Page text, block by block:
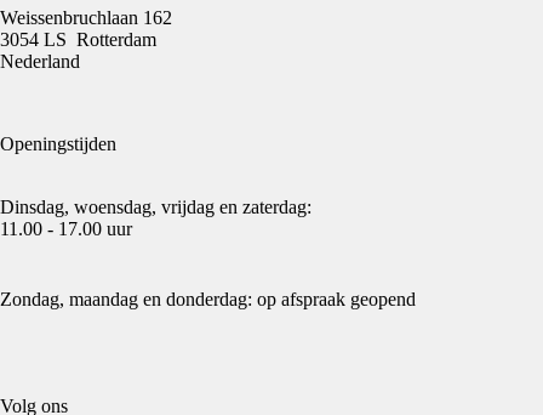
Weissenbruchlaan 162
3054 LS Rotterdam
Nederland
Openingstijden
Dinsdag, woensdag, vrijdag en zaterdag:
11.00 - 17.00 uur
Zondag, maandag en donderdag: op afspraak geopend
Volg ons